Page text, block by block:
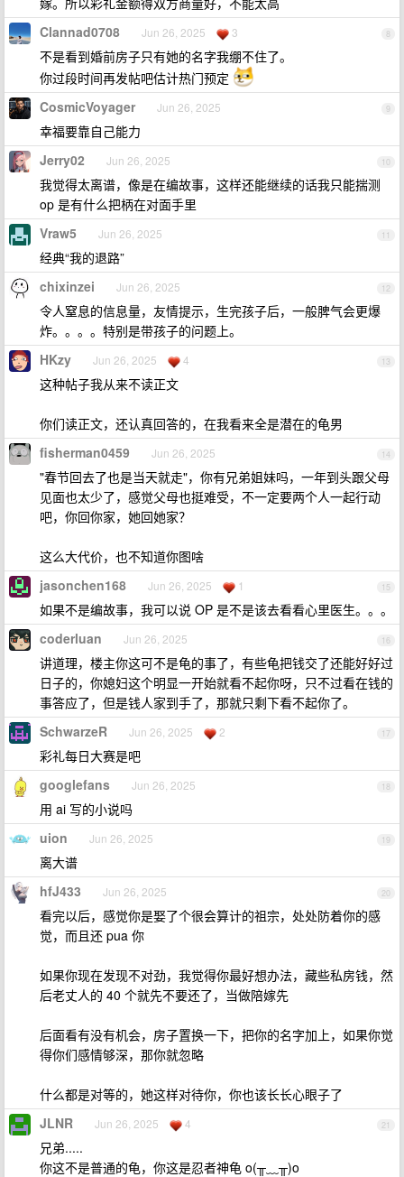
8
Clannad0708 Jun 26, 2025 3
不是看到婚前房子只有她的名字我绷不住了。
你过段时间再发帖吧估计热门预定
9
CosmicVoyager Jun 26, 2025
幸福要靠自己能力
10
Jerry02 Jun 26, 2025
我觉得太离谱，像是在编故事，这样还能继续的话我只能揣测
op 是有什么把柄在对面手里
11
Vraw5 Jun 26, 2025
经典“我的退路”
12
chixinzei Jun 26, 2025
令人窒息的信息量，友情提示，生完孩子后，一般脾气会更爆
炸。。。。特别是带孩子的问题上。
13
HKzy Jun 26, 2025 4
这种帖子我从来不读正文
你们读正文，还认真回答的，在我看来全是潜在的龟男
14
fisherman0459 Jun 26, 2025
"春节回去了也是当天就走"，你有兄弟姐妹吗，一年到头跟父母
见面也太少了，感觉父母也挺难受，不一定要两个人一起行动
吧，你回你家，她回她家？
这么大代价，也不知道你图啥
15
jasonchen168 Jun 26, 2025 1
如果不是编故事，我可以说 OP 是不是该去看看心里医生。。。
16
coderluan Jun 26, 2025
讲道理，楼主你这可不是龟的事了，有些龟把钱交了还能好好过
日子的，你媳妇这个明显一开始就看不起你呀，只不过看在钱的
事答应了，但是钱人家到手了，那就只剩下看不起你了。
17
SchwarzeR Jun 26, 2025 2
彩礼每日大赛是吧
18
googlefans Jun 26, 2025
用 ai 写的小说吗
19
uion Jun 26, 2025
离大谱
20
hfJ433 Jun 26, 2025
看完以后，感觉你是娶了个很会算计的祖宗，处处防着你的感
觉，而且还 pua 你
如果你现在发现不对劲，我觉得你最好想办法，藏些私房钱，然
后老丈人的 40 个就先不要还了，当做陪嫁先
后面看有没有机会，房子置换一下，把你的名字加上，如果你觉
得你们感情够深，那你就忽略
什么都是对等的，她这样对待你，你也该长长心眼子了
21
JLNR Jun 26, 2025 4
兄弟.....
你这不是普通的龟，你这是忍者神龟 o(╥﹏╥)o